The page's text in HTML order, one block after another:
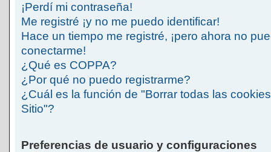
¡Perdí mi contraseña!
Me registré ¡y no me puedo identificar!
Hace un tiempo me registré, ¡pero ahora no
conectarme!
¿Qué es COPPA?
¿Por qué no puedo registrarme?
¿Cuál es la función de "Borrar todas las
Sitio"?
Preferencias de usuario y configuraciones